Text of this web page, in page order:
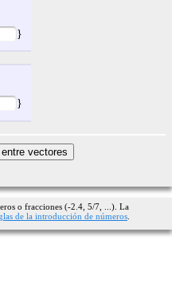
}
}
o fracciones (-2.4, 5/7, ...). La
de la introducción de números.